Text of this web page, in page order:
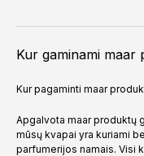
Kur gaminami maar
Kur pagaminti maar
Apgalvota maar produktų
mūsų kvapai yra kuriami
parfumerijos namais. Visi